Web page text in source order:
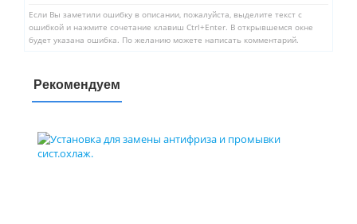
Если Вы заметили ошибку в описании, пожалуйста, выделите текст с
ошибкой и нажмите сочетание клавиш Ctrl+Enter. В открывшемся окне
будет указана ошибка. По желанию можете написать комментарий.
Рекомендуем